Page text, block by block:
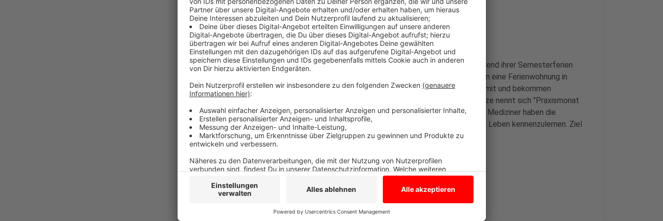
Ärzte sollen sich auf dem Land niederlassen
Anzeige
Vier Medizinstudenten und -studentinnen leben und arbeiten während ihrer Semesterferien
jetzt einen Montag lang bei uns im Westmünsterland. Ihnen stehen eine Ferienwohnung in
Ahaus und ein Auto zur Verfügung, sie arbeiten in Hausarztpraxen mit und bekommen
attraktive Fortbildungsangebote an den Krankenhäusern. Das Ganze nennt sich "Praxismonat
Allgemeinmedizin" und wurde 2010 ins Leben gerufen. Angehende Mediziner haben die
Möglichkeit, unseren Kreis als attraktive Region zum Arbeiten und Leben kennenzulernen. Ziel
ist, dass sie sich später hier auf dem Land als Ärzte niederlassen.